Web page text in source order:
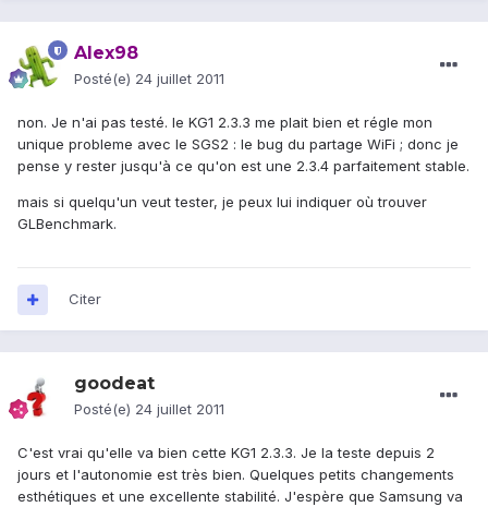
Alex98
Posté(e) 24 juillet 2011
non. Je n'ai pas testé. le KG1 2.3.3 me plait bien et régle mon
unique probleme avec le SGS2 : le bug du partage WiFi ; donc je
pense y rester jusqu'à ce qu'on est une 2.3.4 parfaitement stable.
mais si quelqu'un veut tester, je peux lui indiquer où trouver
GLBenchmark.
Citer
goodeat
Posté(e) 24 juillet 2011
C'est vrai qu'elle va bien cette KG1 2.3.3. Je la teste depuis 2
jours et l'autonomie est très bien. Quelques petits changements
esthétiques et une excellente stabilité. J'espère que Samsung va